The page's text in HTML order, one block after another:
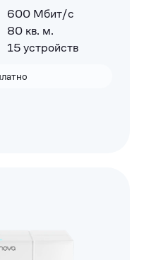
600 Мбит/с
80 кв. м.
15 устройств